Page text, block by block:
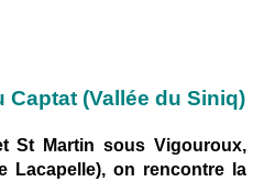
Captat (Vallée du Siniq)
St Martin sous Vigouroux,
Lacapelle), on rencontre la